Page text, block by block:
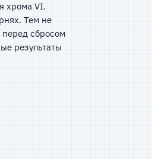
хрома VI.
Тем не
сбросом
результаты